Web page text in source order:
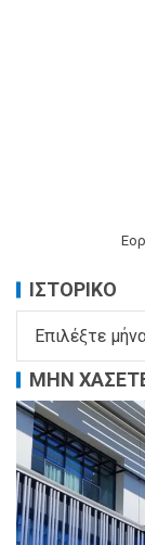
ΙΣΤΟΡΙΚΌ
ΜΗΝ